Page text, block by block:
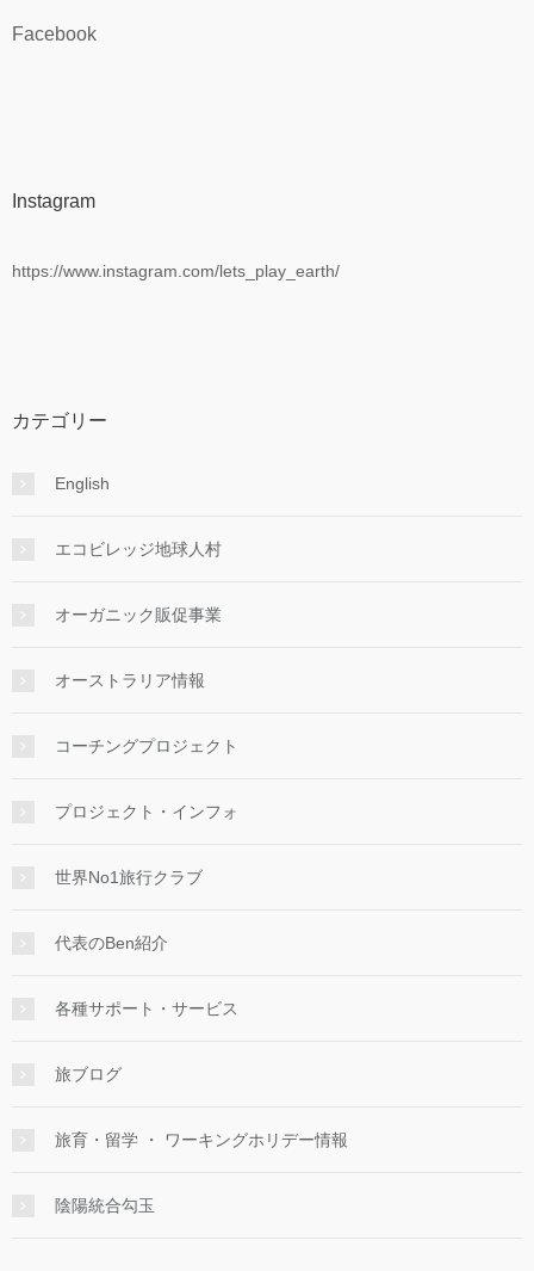
Facebook
Instagram
https://www.instagram.com/lets_play_earth/
カテゴリー
English
エコビレッジ地球人村
オーガニック販促事業
オーストラリア情報
コーチングプロジェクト
プロジェクト・インフォ
世界No1旅行クラブ
代表のBen紹介
各種サポート・サービス
旅ブログ
旅育・留学 ・ ワーキングホリデー情報
陰陽統合勾玉